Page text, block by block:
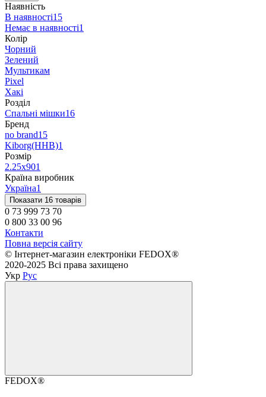
Наявність
В наявності15
Немає в наявності1
Колір
Чорний
Зелений
Мультикам
Pixel
Хакі
Розділ
Спальні мішки16
Бренд
no brand15
Kiborg(ННВ)1
Розмір
2.25х901
Країна виробник
Україна1
Показати 16 товарів
0 73 999 73 70
0 800 33 00 96
Контакти
Повна версія сайту
©️ Інтернет-магазин електроніки FEDOX®
2020-2025 Всі права захищено
Укр Рус
FEDOX®